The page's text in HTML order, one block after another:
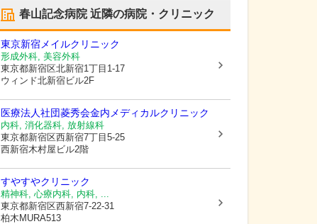
春山記念病院近隣の病院・クリニック
東京新宿メイルクリニック
形成外科, 美容外科
東京都新宿区北新宿1丁目1-17
ウィンド北新宿ビル2F
医療法人社団菱秀会金内メディカルクリニック
内科, 消化器科, 放射線科
東京都新宿区西新宿7丁目5-25
西新宿木村屋ビル2階
すやすやクリニック
精神科, 心療内科, 内科, ...
東京都新宿区西新宿7-22-31
柏木MURA513